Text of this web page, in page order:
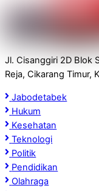
Jl. Cisanggiri 2D Blok
Reja, Cikarang Timur,
Jabodetabek
Hukum
Kesehatan
Teknologi
Politik
Pendidikan
Olahraga